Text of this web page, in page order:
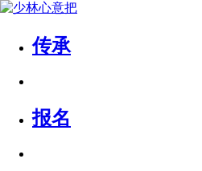
传承
报名